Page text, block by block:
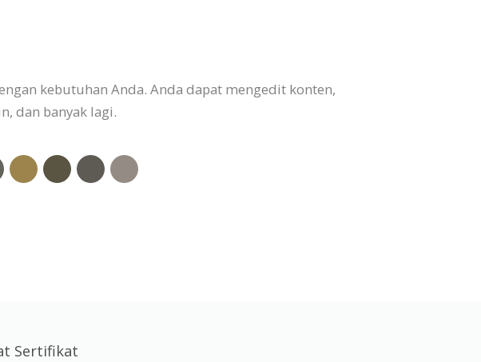
kebutuhan Anda. Anda dapat mengedit konten,
dan banyak lagi.
Sertifikat